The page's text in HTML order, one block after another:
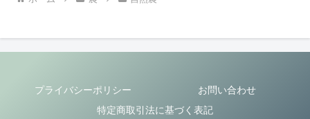
プライバシーポリシー
お問い合わせ
特定商取引法に基づく表記